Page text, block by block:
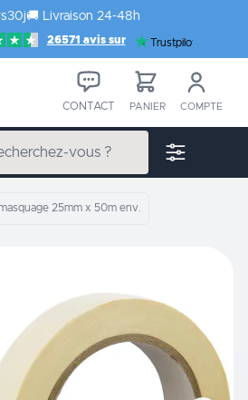
30j🚚 Livraison 24-48h
26571 avis sur Trustpilot
CONTACT PANIER COMPTE
25mm x 50m env.